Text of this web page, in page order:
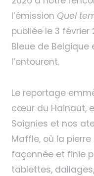
l’émission Quel
publiée le 3 février
Bleue de
l’entourent.
Le reportage
cœur du Hainaut,
Soignies et nos
Maffle, où la
façonnée et finie
tablettes,